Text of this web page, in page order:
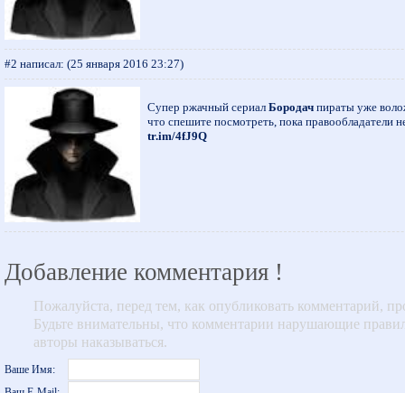
#2 написал: (25 января 2016 23:27)
Супер ржачный сериал Бородач пираты уже
что спешите посмотреть, пока правообладатели
tr.im/4fJ9Q
Добавление комментария !
Пожалуйста, перед тем, как опубликовать комментарий,
Будьте внимательны, что комментарии нарушающие
авторы наказываться.
Ваше Имя: